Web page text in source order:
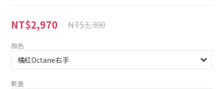
NT$2,970 NT$3,300
顏色
數量